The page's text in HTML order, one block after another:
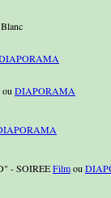
ou DIAPORAMA
- SOIREEFilmou